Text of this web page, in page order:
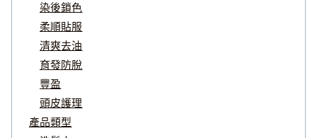
染後鎖色
柔順貼服
清爽去油
育發防脫
豐盈
頭皮護理
產品類型